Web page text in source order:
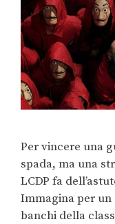
Per vincere una
spada, ma una
LCDP fa
Immagina per
banchi della